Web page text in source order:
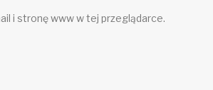
i stronę www w tej przeglądarce.